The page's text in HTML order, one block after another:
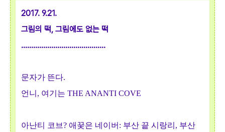
2017. 9.21.
그림의 떡, 그림에도 없는 떡
..........................................
문자가 뜬다.
언니, 여기는 THE ANANTI COVE
아난티 코브? 애꿎은 네이버: 부산 끝 시랑리, 부산